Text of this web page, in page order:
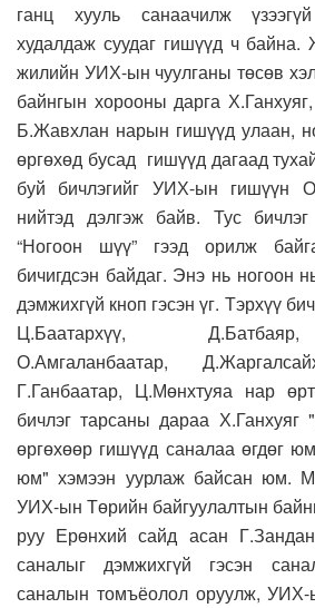
ганц хууль санаачилж
худалдаж суудаг гишүүд ч
жилийн УИХ-ын чуулганы төсөв
байнгын хорооны дарга
Б.Жавхлан нарын гишүүд улаан,
өргөхөд бусад гишүүд дагаад
буй бичлэгийг УИХ-ын гишүүн
нийтэд дэлгэж байв. Тус
“Ногоон шүү” гээд орилж
бичигдсэн байдаг. Энэ нь ногоон
дэмжихгүй кноп гэсэн үг. Тэрхүү
Ц.Баатархүү,
О.Амгаланбаатар,
Г.Ганбаатар, Ц.Мөнхтуяа нар
бичлэг тарсаны дараа Х.Ганхуяг
өргөхөөр гишүүд саналаа өгдөг
юм" хэмээн уурлаж байсан юм.
УИХ-ын Төрийн байгуулалтын
руу Ерөнхий сайд асан
саналыг дэмжихгүй гэсэн
саналын томъёолол оруулж, УИХ-